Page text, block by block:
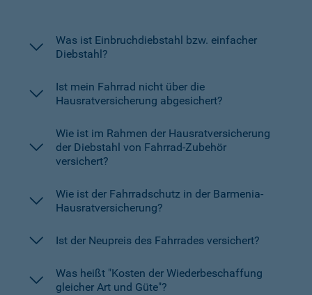
Was ist Einbruchdiebstahl bzw. einfacher
Diebstahl?
Ist mein Fahrrad nicht über die
Hausratversicherung abgesichert?
Wie ist im Rahmen der Hausratversicherung
der Diebstahl von Fahrrad-Zubehör
versichert?
Wie ist der Fahrradschutz in der Barmenia-
Hausratversicherung?
Ist der Neupreis des Fahrrades versichert?
Was heißt "Kosten der Wiederbeschaffung
gleicher Art und Güte"?